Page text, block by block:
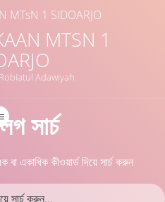
MTSN 1
Adawiyah
সার্চ
একাধিক কীওয়ার্ড দিয়ে সার্চ করুন